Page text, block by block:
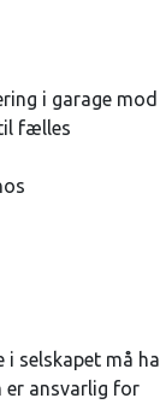
i garage mod
fælles
i selskapet må ha
er ansvarlig for